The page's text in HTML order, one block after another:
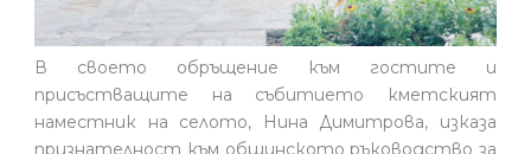
В своето обръщение към гостите и
присъстващите на събитието кметският
наместник на селото, Нина Димитрова, изказа
признателност към общинското ръководство за